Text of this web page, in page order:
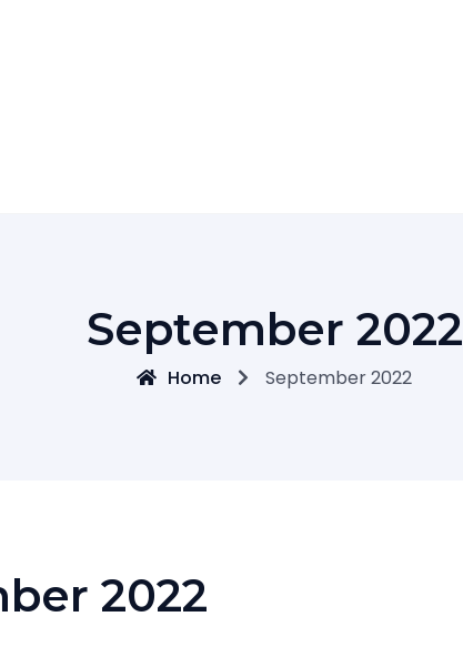
September 2022
Home September 2022
2022